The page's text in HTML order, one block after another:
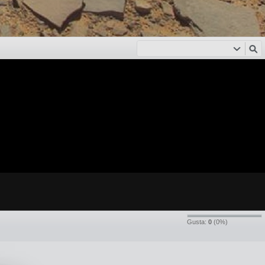
Gusta: 0 (0%)